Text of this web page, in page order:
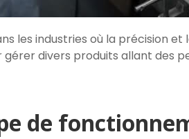
les industries où la précision
gérer divers produits allant des
de